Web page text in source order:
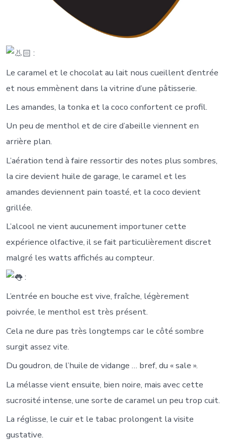
:
Le caramel et le chocolat au lait nous cueillent d’entrée
et nous emmènent dans la vitrine d’une pâtisserie.
Les amandes, la tonka et la coco confortent ce profil.
Un peu de menthol et de cire d’abeille viennent en
arrière plan.
L’aération tend à faire ressortir des notes plus sombres,
la cire devient huile de garage, le caramel et les
amandes deviennent pain toasté, et la coco devient
grillée.
L’alcool ne vient aucunement importuner cette
expérience olfactive, il se fait particulièrement discret
malgré les watts affichés au compteur.
:
L’entrée en bouche est vive, fraîche, légèrement
poivrée, le menthol est très présent.
Cela ne dure pas très longtemps car le côté sombre
surgit assez vite.
Du goudron, de l’huile de vidange … bref, du « sale ».
La mélasse vient ensuite, bien noire, mais avec cette
sucrosité intense, une sorte de caramel un peu trop cuit.
La réglisse, le cuir et le tabac prolongent la visite
gustative.